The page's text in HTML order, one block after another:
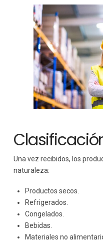
Una vez recibidos, los
naturaleza:
Productos secos.
Refrigerados.
Congelados.
Bebidas.
Materiales no